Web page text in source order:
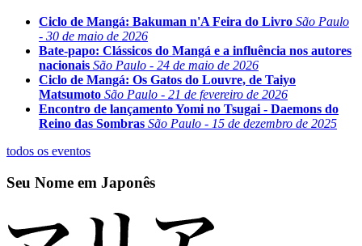
Ciclo de Mangá: Bakuman n'A Feira do Livro São Paulo
- 30 de maio de 2026
Bate-papo: Clássicos do Mangá e a influência nos autores
nacionais São Paulo - 24 de maio de 2026
Ciclo de Mangá: Os Gatos do Louvre, de Taiyo
Matsumoto São Paulo - 21 de fevereiro de 2026
Encontro de lançamento Yomi no Tsugai - Daemons do
Reino das Sombras São Paulo - 15 de dezembro de 2025
todos os eventos
Seu Nome em Japonês